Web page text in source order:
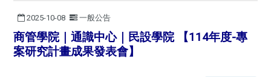
2025-10-08 一般公告
商管學院｜通識中心｜民設學院 【114年度-專
案研究計畫成果發表會】